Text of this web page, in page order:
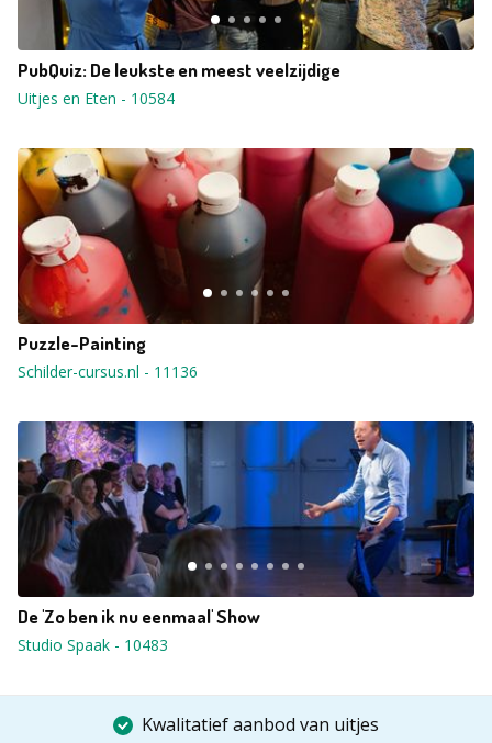
PubQuiz: De leukste en meest veelzijdige
Uitjes en Eten - 10584
Puzzle-Painting
Schilder-cursus.nl - 11136
De 'Zo ben ik nu eenmaal' Show
Studio Spaak - 10483
Kwalitatief aanbod van uitjes